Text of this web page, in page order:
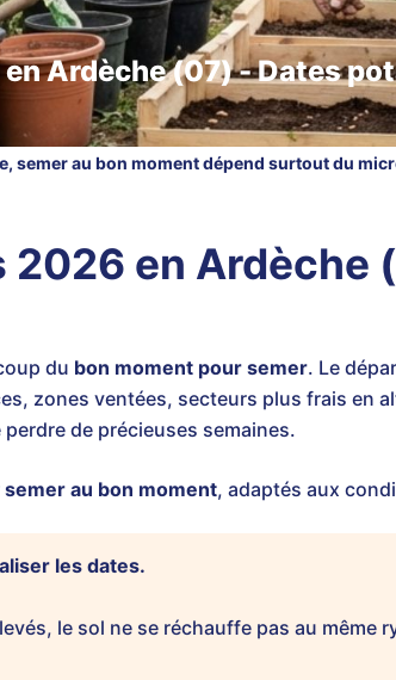
Ardèche (07) - Dates
semer au bon moment dépend surtout du
en Ardèche
du bon moment pour semer. Le
zones ventées, secteurs plus frais en
de précieuses semaines.
semer au bon moment, adaptés aux
les dates.
le sol ne se réchauffe pas au même